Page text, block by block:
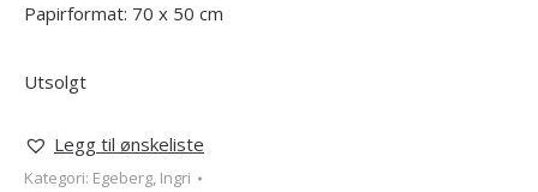
Papirformat: 70 x 50 cm
Utsolgt
Legg til ønskeliste
Kategori: Egeberg, Ingri